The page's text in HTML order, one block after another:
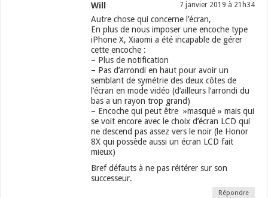
Will 7 janvier 2019 à 21h34
Autre chose qui concerne l’écran,
En plus de nous imposer une encoche type
iPhone X, Xiaomi a été incapable de gérer
cette encoche :
– Plus de notification
– Pas d’arrondi en haut pour avoir un
semblant de symétrie des deux côtes de
l’écran en mode vidéo (d’ailleurs l’arrondi du
bas a un rayon trop grand)
– Encoche qui peut être »masqué » mais qui
se voit encore avec le choix d’écran LCD qui
ne descend pas assez vers le noir (le Honor
8X qui possède aussi un écran LCD fait
mieux)
Bref défauts à ne pas réitérer sur son
successeur.
Répondre